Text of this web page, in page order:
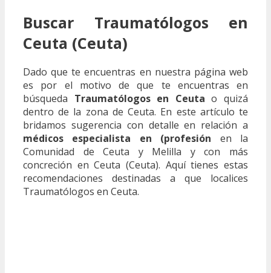
Buscar Traumatólogos en
Ceuta (Ceuta)
Dado que te encuentras en nuestra página web
es por el motivo de que te encuentras en
búsqueda Traumatólogos en Ceuta o quizá
dentro de la zona de Ceuta. En este artículo te
bridamos sugerencia con detalle en relación a
médicos especialista en (profesión en la
Comunidad de Ceuta y Melilla y con más
concreción en Ceuta (Ceuta). Aquí tienes estas
recomendaciones destinadas a que localices
Traumatólogos en Ceuta.